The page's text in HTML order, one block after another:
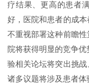
疗结果、更高的患者
好，医院和患者的成
不重视部署这种前瞻
院将获得明显的竞争
验相关论坛将突出挑战
诸多议题将涉及患者体